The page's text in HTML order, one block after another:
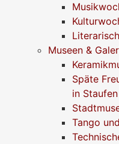
Museen &
Späte
in Staufen
Tango